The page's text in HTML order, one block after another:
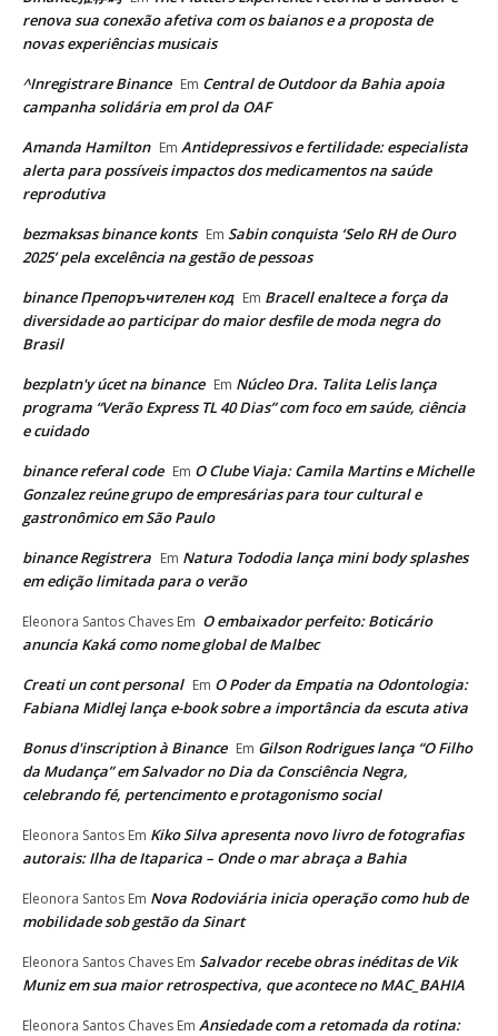
renova sua conexão afetiva com os baianos e a proposta de
novas experiências musicais
^Inregistrare Binance Em Central de Outdoor da Bahia apoia
campanha solidária em prol da OAF
Amanda Hamilton Em Antidepressivos e fertilidade: especialista
alerta para possíveis impactos dos medicamentos na saúde
reprodutiva
bezmaksas binance konts Em Sabin conquista ‘Selo RH de Ouro
2025’ pela excelência na gestão de pessoas
binance Препоръчителен код Em Bracell enaltece a força da
diversidade ao participar do maior desfile de moda negra do
Brasil
bezplatn'y úcet na binance Em Núcleo Dra. Talita Lelis lança
programa “Verão Express TL 40 Dias” com foco em saúde, ciência
e cuidado
binance referal code Em O Clube Viaja: Camila Martins e Michelle
Gonzalez reúne grupo de empresárias para tour cultural e
gastronômico em São Paulo
binance Registrera Em Natura Tododia lança mini body splashes
em edição limitada para o verão
Eleonora Santos Chaves Em O embaixador perfeito: Boticário
anuncia Kaká como nome global de Malbec
Creati un cont personal Em O Poder da Empatia na Odontologia:
Fabiana Midlej lança e-book sobre a importância da escuta ativa
Bonus d'inscription à Binance Em Gilson Rodrigues lança “O Filho
da Mudança” em Salvador no Dia da Consciência Negra,
celebrando fé, pertencimento e protagonismo social
Eleonora Santos Em Kiko Silva apresenta novo livro de fotografias
autorais: Ilha de Itaparica – Onde o mar abraça a Bahia
Eleonora Santos Em Nova Rodoviária inicia operação como hub de
mobilidade sob gestão da Sinart
Eleonora Santos Chaves Em Salvador recebe obras inéditas de Vik
Muniz em sua maior retrospectiva, que acontece no MAC_BAHIA
Eleonora Santos Chaves Em Ansiedade com a retomada da rotina: